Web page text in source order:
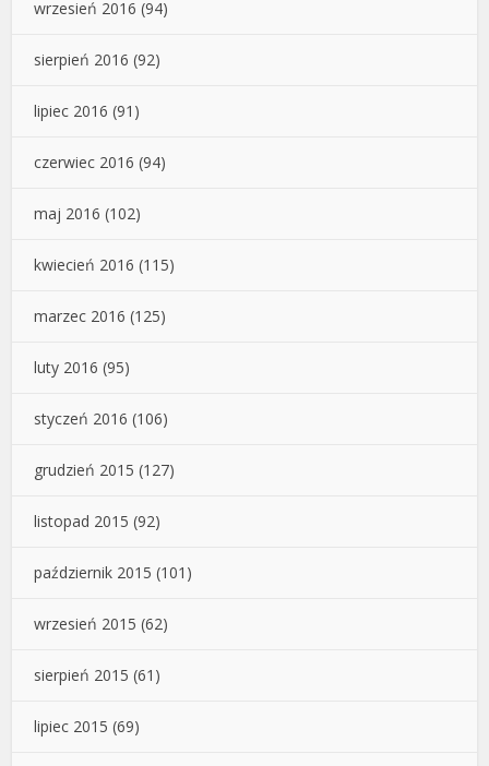
wrzesień 2016 (94)
sierpień 2016 (92)
lipiec 2016 (91)
czerwiec 2016 (94)
maj 2016 (102)
kwiecień 2016 (115)
marzec 2016 (125)
luty 2016 (95)
styczeń 2016 (106)
grudzień 2015 (127)
listopad 2015 (92)
październik 2015 (101)
wrzesień 2015 (62)
sierpień 2015 (61)
lipiec 2015 (69)